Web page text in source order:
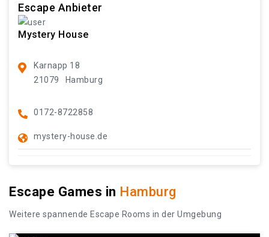
Escape Anbieter
Mystery House
Karnapp 18
21079
Hamburg
0172-8722858
mystery-house.de
Escape Games in Hamburg
Weitere spannende Escape Rooms in der Umgebung